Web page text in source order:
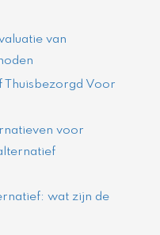
van
Thuisbezorgd Voor
voor
wat zijn de